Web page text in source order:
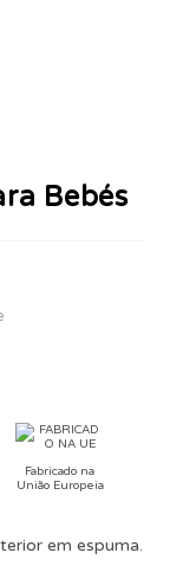
Bebés
Fabricado na
União Europeia
em espuma.